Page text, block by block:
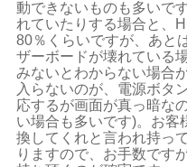
動できないものも多いで
れていたりする場合と、
80％くらいですが、あと
ザーボードが壊れている
みないとわからない場合
入らないのが、電源ボタ
応するが画面が真っ暗な
い場合も多いです)。お客
換してくれと言われ持っ
りますので、お手数です